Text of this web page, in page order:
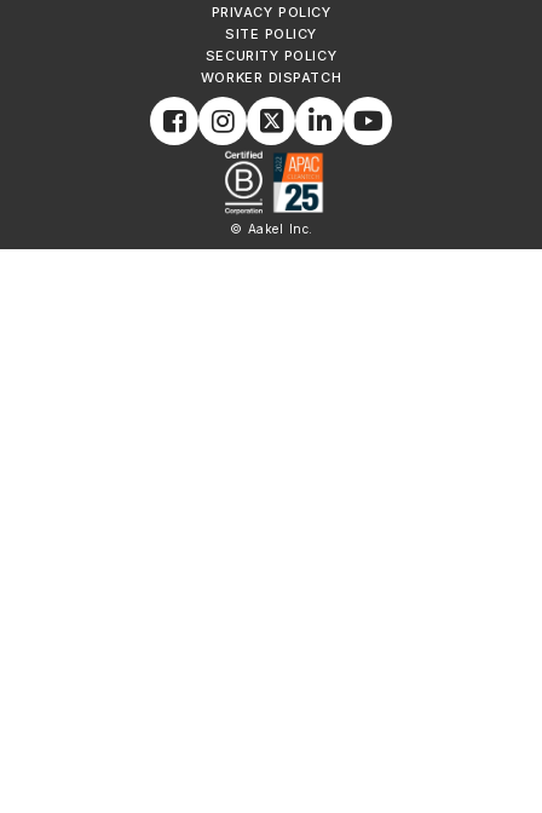
PRIVACY POLICY
SITE POLICY
SECURITY POLICY
WORKER DISPATCH
© Aakel Inc.